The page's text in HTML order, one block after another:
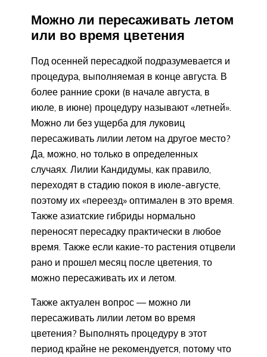
Можно ли пересаживать летом
или во время цветения
Под осенней пересадкой подразумевается и
процедура, выполняемая в конце августа. В
более ранние сроки (в начале августа, в
июле, в июне) процедуру называют «летней».
Можно ли без ущерба для луковиц
пересаживать лилии летом на другое место?
Да, можно, но только в определенных
случаях. Лилии Кандидумы, как правило,
переходят в стадию покоя в июле-августе,
поэтому их «переезд» оптимален в это время.
Также азиатские гибриды нормально
переносят пересадку практически в любое
время. Также если какие-то растения отцвели
рано и прошел месяц после цветения, то
можно пересаживать их и летом.
Также актуален вопрос — можно ли
пересаживать лилии летом во время
цветения? Выполнять процедуру в этот
период крайне не рекомендуется, потому что